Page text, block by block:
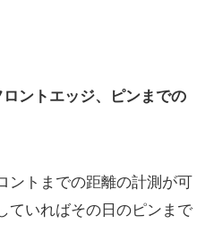
ントエッジ、ピンまでの
ントまでの距離の計測が可
ていればその日のピンまで